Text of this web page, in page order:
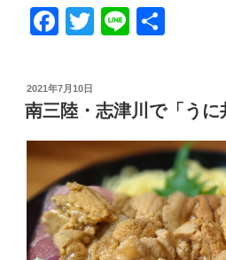
F
c
e
b
o
o
k
T
er
Li
投
稿
日:
2021年7月10日
南三陸・志津川で「うに